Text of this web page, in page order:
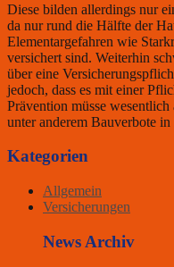
Diese bilden allerdings nur
da nur rund die Hälfte der
Elementargefahren wie
versichert sind. Weiterhin
über eine
jedoch, dass es mit einer
Prävention müsse
unter anderem Bauverbote
Kategorien
Allgemein
Versicherungen
News Archiv